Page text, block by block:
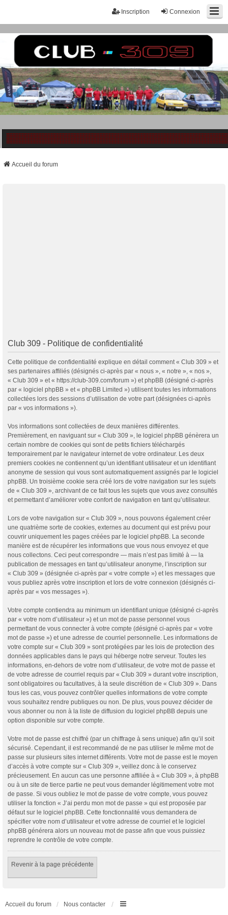
Connexion
Inscription
Accueil du forum
Club 309 - Politique de confidentialité
Cette politique de confidentialité explique en détail comment « Club 309 » et
ses partenaires affiliés (désignés ci-après par « nous », « notre », « nos »,
« Club 309 » et « https://club-309.com/forum ») et phpBB (désigné ci-après
par « logiciel phpBB » et « phpBB Limited ») utilisent toutes les informations
collectées lors des sessions d’utilisation de votre part (désignées ci-après
par « vos informations »).
Vos informations sont collectées de deux manières différentes.
Premièrement, en naviguant sur « Club 309 », le logiciel phpBB génèrera un
certain nombre de cookies qui sont de petits fichiers téléchargés
temporairement par le navigateur internet de votre ordinateur. Les deux
premiers cookies ne contiennent qu’un identifiant utilisateur et un identifiant
anonyme de session qui vous sont automatiquement assignés par le logiciel
phpBB. Un troisième cookie sera créé lors de votre navigation sur les sujets
de « Club 309 », archivant de ce fait tous les sujets que vous avez consultés
et permettant d’améliorer votre confort de navigation en tant qu’utilisateur.
Lors de votre navigation sur « Club 309 », nous pouvons également créer
une quatrième sorte de cookies, externes au document qui est prévu pour
couvrir uniquement les pages créées par le logiciel phpBB. La seconde
manière est de récupérer les informations que vous nous envoyez et que
nous collectons. Ceci peut correspondre — mais n’est pas limité à — la
publication de messages en tant qu’utilisateur anonyme, l’inscription sur
« Club 309 » (désignée ci-après par « votre compte ») et les messages que
vous publiez après votre inscription et lors de votre connexion (désignés ci-
après par « vos messages »).
Votre compte contiendra au minimum un identifiant unique (désigné ci-après
par « votre nom d’utilisateur ») et un mot de passe personnel vous
permettant de vous connecter à votre compte (désigné ci-après par « votre
mot de passe ») et une adresse de courriel personnelle. Les informations de
votre compte sur « Club 309 » sont protégées par les lois de protection des
données applicables dans le pays qui héberge notre serveur. Toutes les
informations, en-dehors de votre nom d’utilisateur, de votre mot de passe et
de votre adresse de courriel requis par « Club 309 » durant votre inscription,
sont obligatoires ou facultatives, à la seule discrétion de « Club 309 ». Dans
tous les cas, vous pouvez contrôler quelles informations de votre compte
vous souhaitez rendre publiques ou non. De plus, vous pouvez décider de
vous abonner ou non à la liste de diffusion du logiciel phpBB depuis une
option disponible sur votre compte.
Votre mot de passe est chiffré (par un chiffrage à sens unique) afin qu’il soit
sécurisé. Cependant, il est recommandé de ne pas utiliser le même mot de
passe sur plusieurs sites internet différents. Votre mot de passe est le moyen
d’accès à votre compte sur « Club 309 », veillez donc à le conservez
précieusement. En aucun cas une personne affiliée à « Club 309 », à phpBB
ou à un site de tierce partie ne peut vous demander légitimement votre mot
de passe. Si vous oubliez le mot de passe de votre compte, vous pouvez
utiliser la fonction « J’ai perdu mon mot de passe » qui est proposée par
défaut sur le logiciel phpBB. Cette fonctionnalité vous demandera de
spécifier votre nom d’utilisateur et votre adresse de courriel et le logiciel
phpBB générera alors un nouveau mot de passe afin que vous puissiez
reprendre le contrôle de votre compte.
Revenir à la page précédente
Accueil du forum Nous contacter